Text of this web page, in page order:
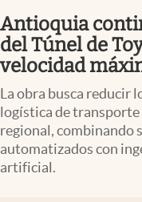
Colombia
Antioquia
del Túnel de
velocidad
La obra busca reducir
logística de
regional, combinando
automatizados con
artificial.